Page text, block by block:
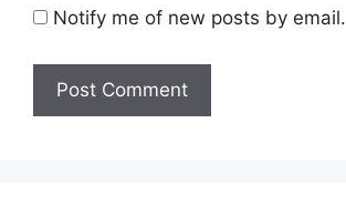
Notify me of new posts by email.